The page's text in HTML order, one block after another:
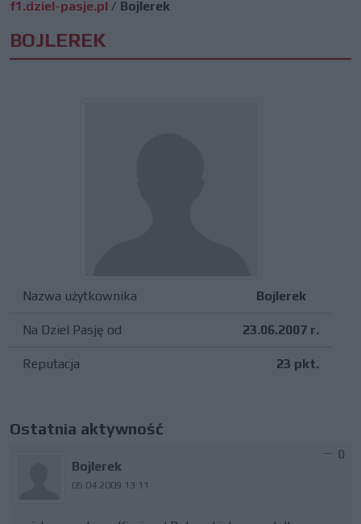
f1.dziel-pasje.pl / Bojlerek
BOJLEREK
Nazwa użytkownika Bojlerek
Na Dziel Pasję od 23.06.2007 r.
Reputacja 23 pkt.
Ostatnia aktywność
Bojlerek
05.04.2009 13:11
0